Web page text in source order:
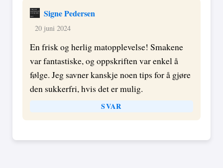
Signe Pedersen
20 juni 2024
En frisk og herlig matopplevelse! Smakene
var fantastiske, og oppskriften var enkel å
følge. Jeg savner kanskje noen tips for å gjøre
den sukkerfri, hvis det er mulig.
SVAR